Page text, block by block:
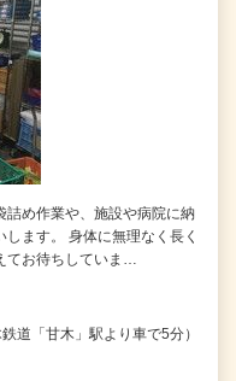
詰め作業や、施設や病院に納
ます。 身体に無理なく長く
てお待ちしていま…
道「甘木」駅より車で5分）